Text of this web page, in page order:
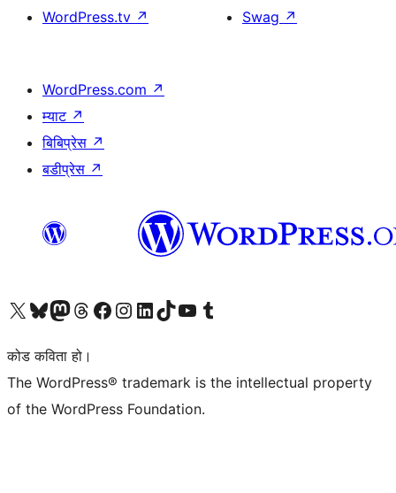
WordPress.tv ↗
Swag ↗
WordPress.com ↗
म्याट ↗
बिबिप्रेस ↗
बडीप्रेस ↗
हाम्रो X (पहिले ट्विटर) खातामा जानुहोस्
हाम्रो Bluesky खाता भ्रमण गर्नुहोस्
हाम्रो म्यास्टोडन खाता भ्रमण गर्नुहोस्
हाम्रो थ्रेड्स खातामा जानुहोस्
हाम्रो फेसबुक पेजमा जानुहोस्
हाम्रो इन्स्टाग्राम खातामा जानुहोस्
हाम्रो लिङ्क्डइन खातामा जानुहोस्
हाम्रो TikTok खाता भ्रमण गर्नुहोस्
हाम्रो युट्युब च्यानलमा जानुहोस्
हाम्रो टम्बलर खाता भ्रमण गर्नुहोस्
कोड कविता हो।
The WordPress® trademark is the intellectual property
of the WordPress Foundation.